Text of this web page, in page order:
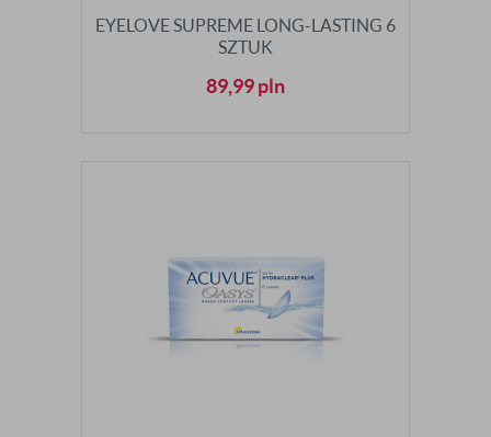
EYELOVE SUPREME LONG-LASTING 6
SZTUK
89,99pln